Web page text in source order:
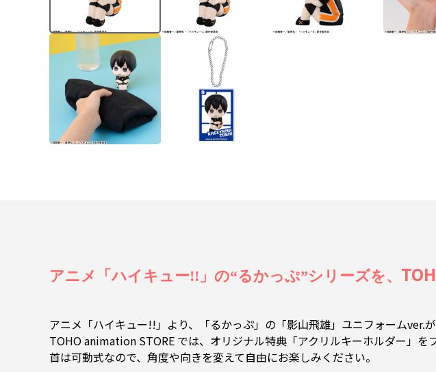
アニメ「ハイキュー!!」の“るかっぷ”シリーズを、
アニメ「ハイキュー!!」より、「るかっぷ」の「影山飛雄」ユニフォームver.が
TOHO animation STORE では、オリジナル特典「アクリルキーホルダー」を
首は可動式なので、角度や向きを変えて自由にお楽しみください。